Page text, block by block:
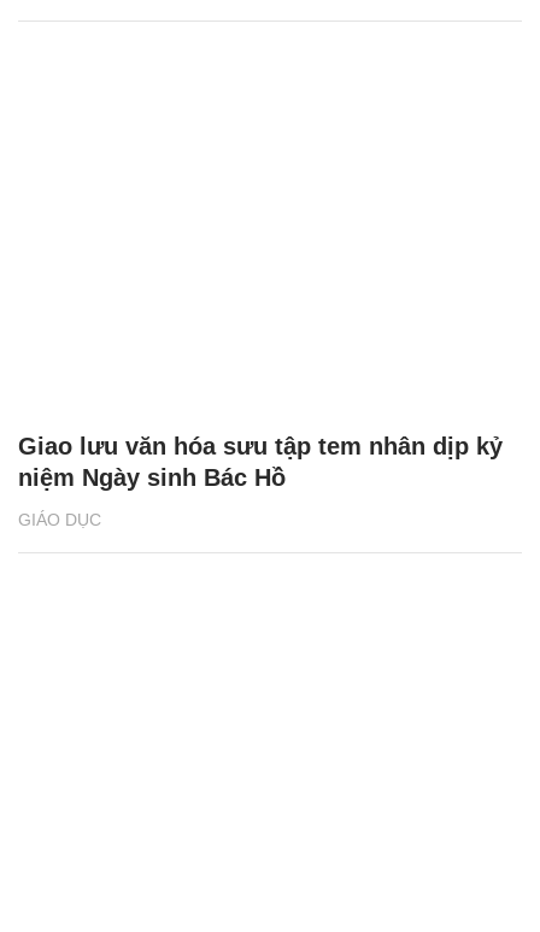
GIÁO DỤC
Giao lưu văn hóa sưu tập tem nhân dịp kỷ
niệm Ngày sinh Bác Hồ